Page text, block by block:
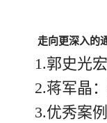
走向更深入的
1.郭史光
2.蒋军晶
3.优秀案